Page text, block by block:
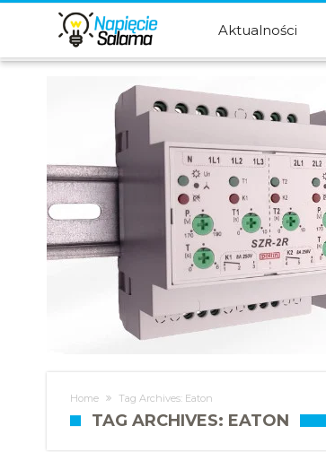
Aktualności
Home Tag Archives: Eaton
TAG ARCHIVES: EATON